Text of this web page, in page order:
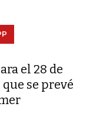
el 28 de
se prevé